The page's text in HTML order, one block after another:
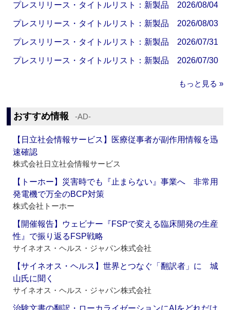
プレスリリース・タイトルリスト：新製品 2026/08/04
プレスリリース・タイトルリスト：新製品 2026/08/03
プレスリリース・タイトルリスト：新製品 2026/07/31
プレスリリース・タイトルリスト：新製品 2026/07/30
もっと見る »
おすすめ情報 ‐AD‐
【日立社会情報サービス】医療従事者が副作用情報を迅
速確認
株式会社日立社会情報サービス
【トーホー】災害時でも『止まらない』事業へ 非常用
発電機で万全のBCP対策
株式会社トーホー
【開催報告】ウェビナー『FSPで変える臨床開発の生産
性』で振り返るFSP戦略
サイネオス・ヘルス・ジャパン株式会社
【サイネオス・ヘルス】世界とつなぐ「翻訳者」に 城
山氏に聞く
サイネオス・ヘルス・ジャパン株式会社